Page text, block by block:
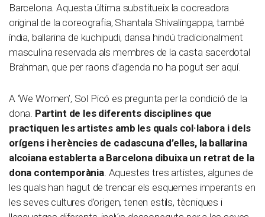
Barcelona. Aquesta última substitueix la cocreadora
original de la coreografia, Shantala Shivalingappa, també
índia, ballarina de kuchipudi, dansa hindú tradicionalment
masculina reservada als membres de la casta sacerdotal
Brahman, que per raons d’agenda no ha pogut ser aquí.
A ‘We Women’, Sol Picó es pregunta per la condició de la
dona. Partint de les diferents disciplines que
practiquen les artistes amb les quals col·labora i dels
orígens i herències de cadascuna d’elles, la ballarina
alcoiana establerta a Barcelona dibuixa un retrat de la
dona contemporània. Aquestes tres artistes, algunes de
les quals han hagut de trencar els esquemes imperants en
les seves cultures d’origen, tenen estils, tècniques i